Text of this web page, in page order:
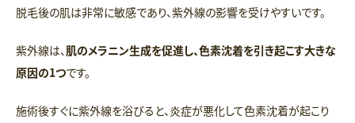
脱毛後の肌は非常に敏感であり、紫外線の影響を受けやすいです。
紫外線は、 肌のメラニン生成を促進し、色素沈着を引き起こす大きな
原因の1つです。
施術後すぐに紫外線を浴びると、炎症が悪化して色素沈着が起こり